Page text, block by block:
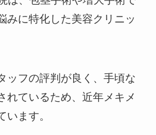
みに特化した美容クリニッ
ッフの評判が良く、手頃な
れているため、近年メキメ
います。